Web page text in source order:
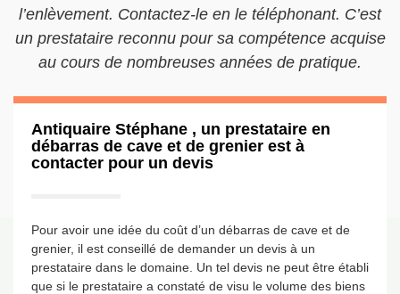
l’enlèvement. Contactez-le en le téléphonant. C’est
un prestataire reconnu pour sa compétence acquise
au cours de nombreuses années de pratique.
Antiquaire Stéphane , un prestataire en
débarras de cave et de grenier est à
contacter pour un devis
Pour avoir une idée du coût d’un débarras de cave et de
grenier, il est conseillé de demander un devis à un
prestataire dans le domaine. Un tel devis ne peut être établi
que si le prestataire a constaté de visu le volume des biens